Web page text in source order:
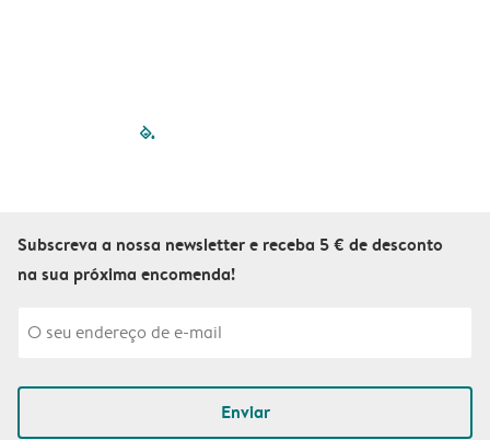
filled-pagination
Subscreva a nossa newsletter e receba 5 € de desconto
na sua próxima encomenda!
Enviar